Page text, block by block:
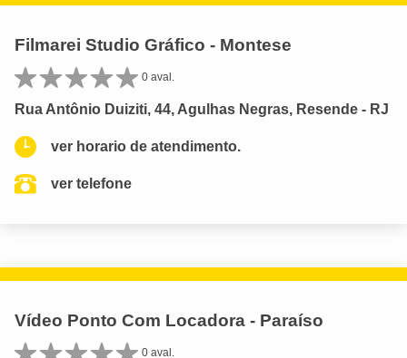
Filmarei Studio Gráfico - Montese
0 aval.
Rua Antônio Duiziti, 44, Agulhas Negras, Resende - RJ
ver horario de atendimento.
ver telefone
Vídeo Ponto Com Locadora - Paraíso
0 aval.